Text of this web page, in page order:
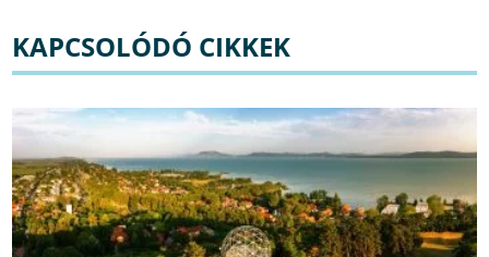
KAPCSOLÓDÓ CIKKEK